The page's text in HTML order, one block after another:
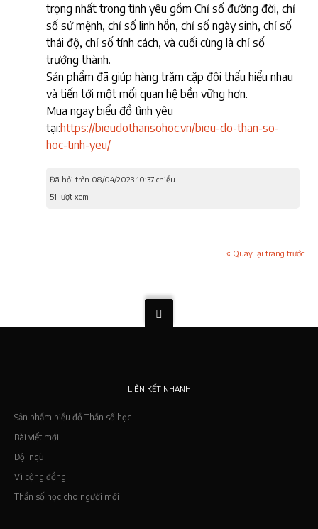
trọng nhất trong tình yêu gồm Chỉ số đường đời, chỉ
số sứ mệnh, chỉ số linh hồn, chỉ số ngày sinh, chỉ số
thái độ, chỉ số tính cách, và cuối cùng là chỉ số
trưởng thành.
Sản phẩm đã giúp hàng trăm cặp đôi thấu hiểu nhau
và tiến tới một mối quan hệ bền vững hơn.
Mua ngay biểu đồ tình yêu
tại:https://bieudothansohoc.vn/bieu-do-than-so-
hoc-tinh-yeu/
Đã hỏi trên 08/04/2023 10:37 chiều
51 lượt xem
« Quay lại trang trước
LIÊN KẾT NHANH
Sản phẩm biểu đồ Thần số học
Bài viết mới
Đội ngũ
Vì cộng đồng
Thần số học cho người mới